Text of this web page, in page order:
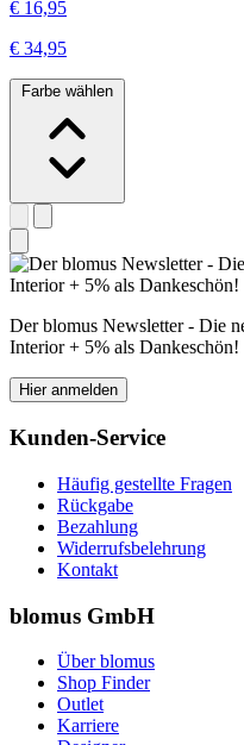
€ 16,95
€ 34,95
Farbe wählen
Der blomus Newsletter - Die
Interior + 5% als Dankeschön!
Hier anmelden
Kunden-Service
Häufig gestellte Fragen
Rückgabe
Bezahlung
Widerrufsbelehrung
Kontakt
blomus GmbH
Über blomus
Shop Finder
Outlet
Karriere